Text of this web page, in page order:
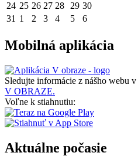
24 25 26 27 28 29 30
31 1 2 3 4 5 6
Mobilná aplikácia
Sledujte informácie z nášho webu v
V OBRAZE.
Voľne k stiahnutiu:
Aktuálne počasie